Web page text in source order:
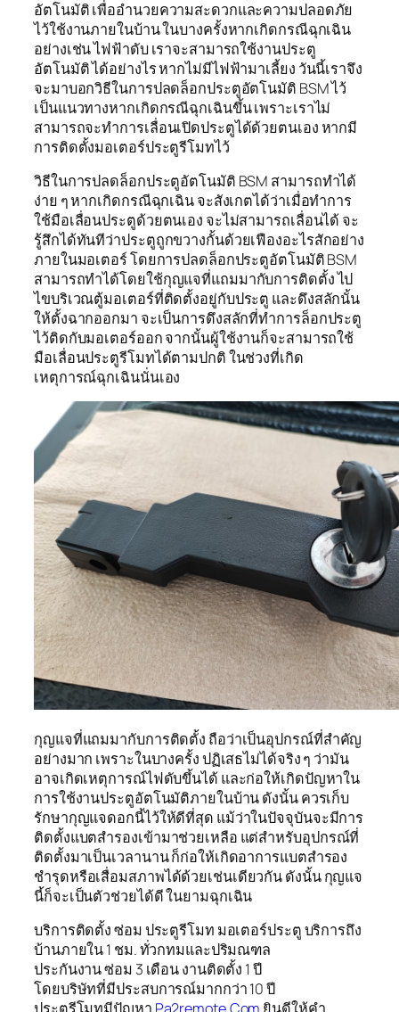
อัตโนมัติ เพื่ออำนวยความสะดวกและความปลอดภัย
ไว้ใช้งานภายในบ้าน ในบางครั้งหากเกิดกรณีฉุกเฉิน
อย่างเช่น ไฟฟ้าดับ เราจะสามารถใช้งานประตู
อัตโนมัติ ได้อย่างไร หากไม่มีไฟฟ้ามาเลี้ยง วันนี้เราจึง
จะมาบอกวิธีในการปลดล็อกประตูอัตโนมัติ BSM ไว้
เป็นแนวทางหากเกิดกรณีฉุกเฉินขึ้น เพราะเราไม่
สามารถจะทำการเลื่อนเปิดประตูได้ด้วยตนเอง หากมี
การติดตั้งมอเตอร์ประตูรีโมทไว้
วิธีในการปลดล็อกประตูอัตโนมัติ BSM สามารถทำได้
ง่าย ๆ หากเกิดกรณีฉุกเฉิน จะสังเกตได้ว่าเมื่อทำการ
ใช้มือเลื่อนประตูด้วยตนเอง จะไม่สามารถเลื่อนได้ จะ
รู้สึกได้ทันทีว่าประตูถูกขวางกั้นด้วยเฟืองอะไรสักอย่าง
ภายในมอเตอร์ โดยการปลดล็อกประตูอัตโนมัติ BSM
สามารถทำได้โดยใช้กุญแจที่แถมมากับการติดตั้ง ไป
ไขบริเวณตู้มอเตอร์ที่ติดตั้งอยู่กับประตู และดึงสลักนั้น
ให้ตั้งฉากออกมา จะเป็นการดึงสลักที่ทำการล็อกประตู
ไว้ติดกับมอเตอร์ออก จากนั้นผู้ใช้งานก็จะสามารถใช้
มือเลื่อนประตูรีโมทได้ตามปกติ ในช่วงที่เกิด
เหตุการณ์ฉุกเฉินนั่นเอง
กุญแจที่แถมมากับการติดตั้ง ถือว่าเป็นอุปกรณ์ที่สำคัญ
อย่างมาก เพราะในบางครั้ง ปฏิเสธไม่ได้จริง ๆ ว่ามัน
อาจเกิดเหตุการณ์ไฟดับขึ้นได้ และก่อให้เกิดปัญหาใน
การใช้งานประตูอัตโนมัติภายในบ้าน ดังนั้น ควรเก็บ
รักษากุญแจดอกนี้ไว้ให้ดีที่สุด แม้ว่าในปัจจุบันจะมีการ
ติดตั้งแบตสำรองเข้ามาช่วยเหลือ แต่สำหรับอุปกรณ์ที่
ติดตั้งมาเป็นเวลานาน ก็ก่อให้เกิดอาการแบตสำรอง
ชำรุดหรือเสื่อมสภาพได้ด้วยเช่นเดียวกัน ดังนั้น กุญแจ
นี้ก็จะเป็นตัวช่วยได้ดี ในยามฉุกเฉิน
บริการติดตั้ง ซ่อม ประตูรีโมท มอเตอร์ประตู บริการถึง
บ้านภายใน 1 ชม. ทั่วกทมและปริมณฑล
ประกันงาน ซ่อม 3 เดือน งานติดตั้ง 1 ปี
โดยบริษัทที่มีประสบการณ์มากกว่า 10 ปี